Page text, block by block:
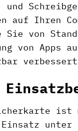
Ihren
von
von Apps
unter